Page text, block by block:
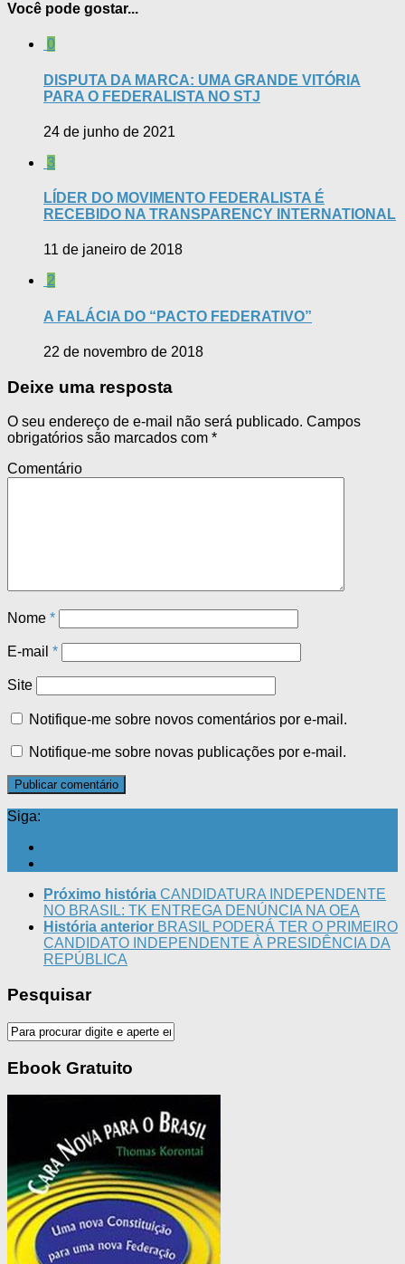
Você pode gostar...
0
DISPUTA DA MARCA: UMA GRANDE VITÓRIA
PARA O FEDERALISTA NO STJ
24 de junho de 2021
3
LÍDER DO MOVIMENTO FEDERALISTA É
RECEBIDO NA TRANSPARENCY INTERNATIONAL
11 de janeiro de 2018
2
A FALÁCIA DO “PACTO FEDERATIVO”
22 de novembro de 2018
Deixe uma resposta
O seu endereço de e-mail não será publicado. Campos
obrigatórios são marcados com *
Comentário
Nome *
E-mail *
Site
Notifique-me sobre novos comentários por e-mail.
Notifique-me sobre novas publicações por e-mail.
Siga:
Próximo história CANDIDATURA INDEPENDENTE
NO BRASIL: TK ENTREGA DENÚNCIA NA OEA
História anterior BRASIL PODERÁ TER O PRIMEIRO
CANDIDATO INDEPENDENTE À PRESIDÊNCIA DA
REPÚBLICA
Pesquisar
Ebook Gratuito